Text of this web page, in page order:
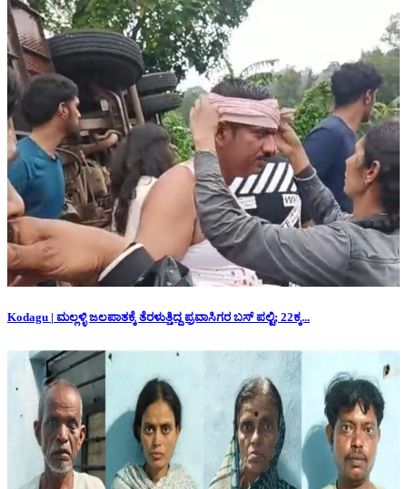
Kodagu | ಮಲ್ಲಳ್ಳಿ ಜಲಪಾತಕ್ಕೆ ತೆರಳುತ್ತಿದ್ದ ಪ್ರವಾಸಿಗರ ಬಸ್ ಪಲ್ಟಿ; 22ಕ್ಕ...